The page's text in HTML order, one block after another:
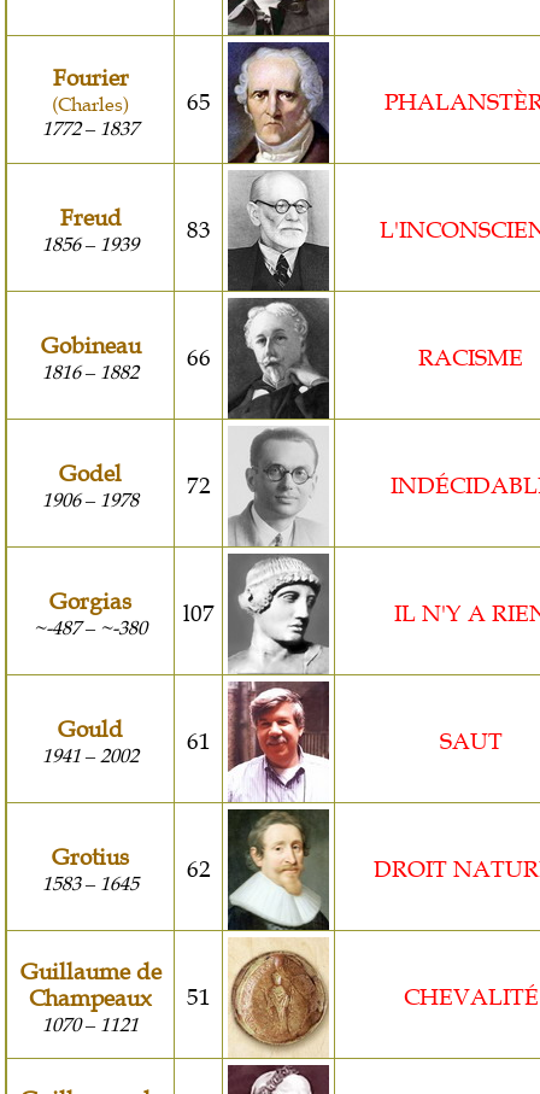
Fourier
(Charles)
1772– 1837
65
Freud
1856– 1939 83
Gobineau
1816– 1882 66 RACISME
Godel
1906– 1978 72
Gorgias
~-487– ~-380 l07 IL N'Y A
Gould
1941 – 2002 61 SAUT
Grotius
1583– 1645 62 DROIT
Guillaume de
Champeaux
1070– 1121
51 CHEVALITÉ